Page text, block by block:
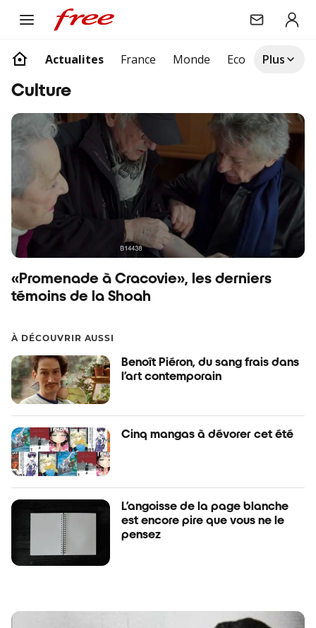
Actualites France Monde Eco Société
Plus
culture
«Promenade à Cracovie», les derniers
témoins de la Shoah
À DÉCOUVRIR AUSSI
Benoît Piéron, du sang frais dans
l’art contemporain
Cinq mangas à dévorer cet été
L’angoisse de la page blanche
est encore pire que vous ne le
pensez